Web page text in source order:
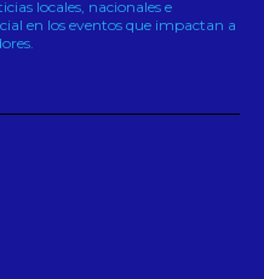
locales, nacionales e
en los eventos que impactan a